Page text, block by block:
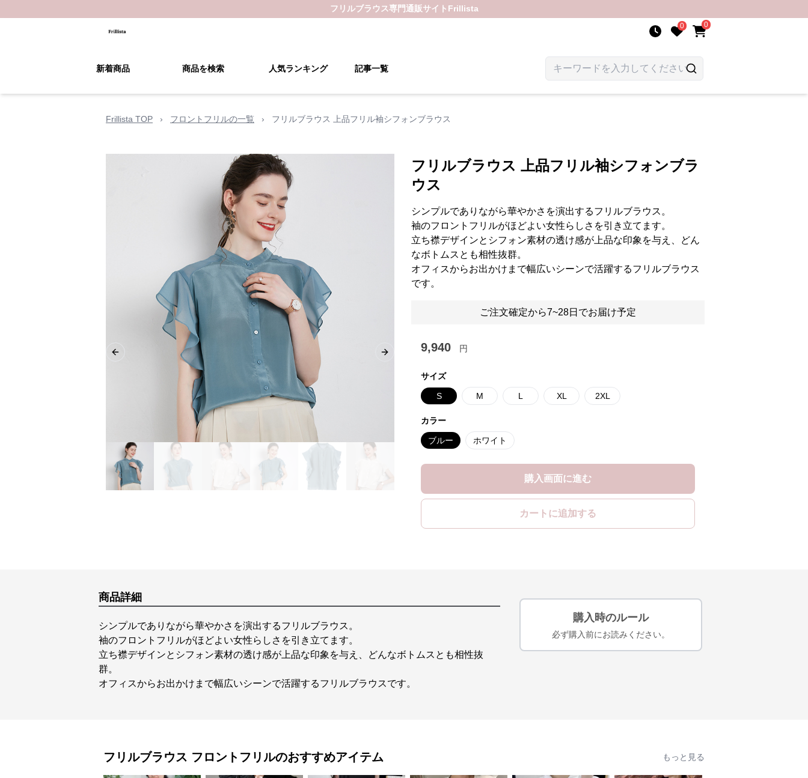
フリルブラウス専門通販サイト Frillista
0 0
新着商品 商品を検索 人気ランキング 記事一覧
Frillista TOP › フロントフリルの一覧 › フリルブラウス 上品フリル袖シフォンブラウス
Previous slide Next slide
フリルブラウス 上品フリル袖シフォンブラ
ウス
シンプルでありながら華やかさを演出するフリルブラウス。
袖のフロントフリルがほどよい女性らしさを引き立てます。
立ち襟デザインとシフォン素材の透け感が上品な印象を与え、どん
なボトムスとも相性抜群。
オフィスからお出かけまで幅広いシーンで活躍するフリルブラウス
です。
ご注文確定から7~28日でお届け予定
9,940 円
サイズ
S M L XL 2XL
カラー
ブルー ホワイト
購入画面に進む
カートに追加する
商品詳細
シンプルでありながら華やかさを演出するフリルブラウス。
袖のフロントフリルがほどよい女性らしさを引き立てます。
立ち襟デザインとシフォン素材の透け感が上品な印象を与え、どんなボトムスとも相性抜
群。
オフィスからお出かけまで幅広いシーンで活躍するフリルブラウスです。
購入時のルール
必ず購入前にお読みください。
フリルブラウス フロントフリルのおすすめアイテム もっと見る